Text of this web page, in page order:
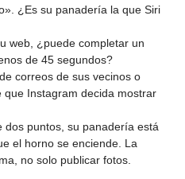
¿Es su panadería la que Siri
web, ¿puede completar un
de 45 segundos?
correos de sus vecinos o
que Instagram decida mostrar
dos puntos, su panadería está
el horno se enciende. La
no solo publicar fotos.